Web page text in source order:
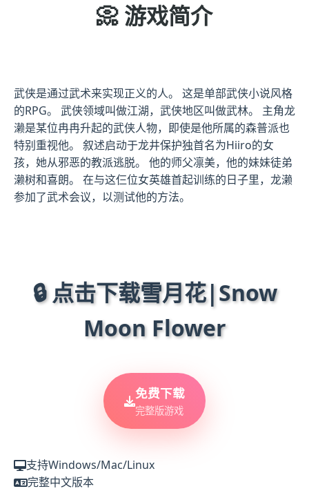
📀 游戏简介
武侠是通过武术来实现正义的人。 这是单部武侠小说风格
的RPG。 武侠领域叫做江湖，武侠地区叫做武林。 主角龙
濑是某位冉冉升起的武侠人物，即使是他所属的森普派也
特别重视他。 叙述启动于龙井保护独首名为Hiiro的女
孩，她从邪恶的教派逃脱。 他的师父凛美，他的妹妹徒弟
濑树和喜朗。 在与这仨位女英雄首起训练的日子里，龙濑
参加了武术会议，以测试他的方法。
🔒 点击下载雪月花|Snow
Moon Flower
免费下载
完整版游戏
支持Windows/Mac/Linux
完整中文版本